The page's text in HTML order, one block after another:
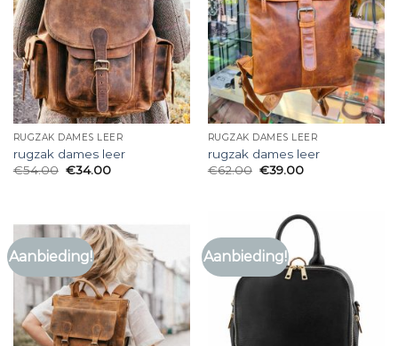
RUGZAK DAMES LEER
rugzak dames leer
€54.00 €34.00
RUGZAK DAMES LEER
rugzak dames leer
€62.00 €39.00
Aanbieding! Aanbieding!